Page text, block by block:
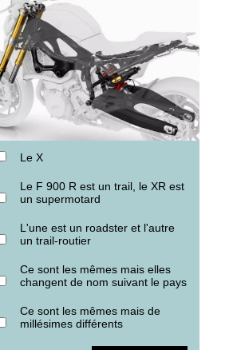
Le X
Le F 900 R est un trail, le XR est
un supermotard
L'une est un roadster et l'autre
un trail-routier
Ce sont les mêmes mais elles
changent de nom suivant le pays
Ce sont les mêmes mais de
millésimes différents